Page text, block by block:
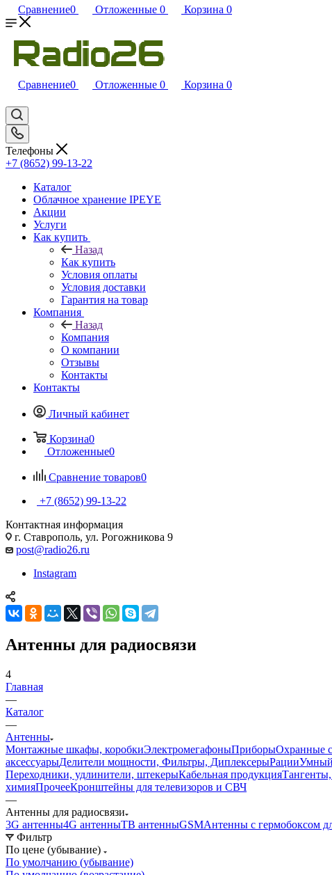
Сравнение0 Отложенные 0 Корзина 0
Сравнение0 Отложенные 0 Корзина 0
Телефоны
+7 (8652) 99-13-22
Каталог
Облачное хранение IPEYE
Акции
Услуги
Как купить
Назад
Как купить
Условия оплаты
Условия доставки
Гарантия на товар
Компания
Назад
Компания
О компании
Отзывы
Контакты
Контакты
Личный кабинет
Корзина0
Отложенные0
Сравнение товаров0
+7 (8652) 99-13-22
Контактная информация
г. Ставрополь, ул. Рогожникова 9
post@radio26.ru
Instagram
Антенны для радиосвязи
4
Главная
—
Каталог
—
Антенны
Монтажные шкафы, коробкиЭлектромегафоныПриборыОхранные
аксессуарыДелители мощности, Фильтры, ДиплексерыРации
Переходники, удлинители, штекерыКабельная продукция
химияПрочееКронштейны для телевизоров и СВЧ
—
Антенны для радиосвязи
3G антенны4G антенныТВ антенныGSMАнтенны с гермобоксом
Фильтр
По цене (убывание)
По умолчанию (убывание)